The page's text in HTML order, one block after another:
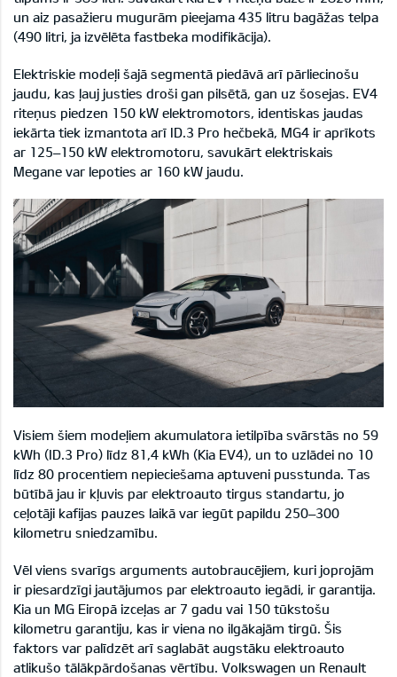
un aiz pasažieru mugurām pieejama 435 litru bagāžas telpa
(490 litri, ja izvēlēta fastbeka modifikācija).
Elektriskie modeļi šajā segmentā piedāvā arī pārliecinošu
jaudu, kas ļauj justies droši gan pilsētā, gan uz šosejas. EV4
riteņus piedzen 150 kW elektromotors, identiskas jaudas
iekārta tiek izmantota arī ID.3 Pro hečbekā, MG4 ir aprīkots
ar 125–150 kW elektromotoru, savukārt elektriskais
Megane var lepoties ar 160 kW jaudu.
Visiem šiem modeļiem akumulatora ietilpība svārstās no 59
kWh (ID.3 Pro) līdz 81,4 kWh (Kia EV4), un to uzlādei no 10
līdz 80 procentiem nepieciešama aptuveni pusstunda. Tas
būtībā jau ir kļuvis par elektroauto tirgus standartu, jo
ceļotāji kafijas pauzes laikā var iegūt papildu 250–300
kilometru sniedzamību.
Vēl viens svarīgs arguments autobraucējiem, kuri joprojām
ir piesardzīgi jautājumos par elektroauto iegādi, ir garantija.
Kia un MG Eiropā izceļas ar 7 gadu vai 150 tūkstošu
kilometru garantiju, kas ir viena no ilgākajām tirgū. Šis
faktors var palīdzēt arī saglabāt augstāku elektroauto
atlikušo tālākpārdošanas vērtību. Volkswagen un Renault